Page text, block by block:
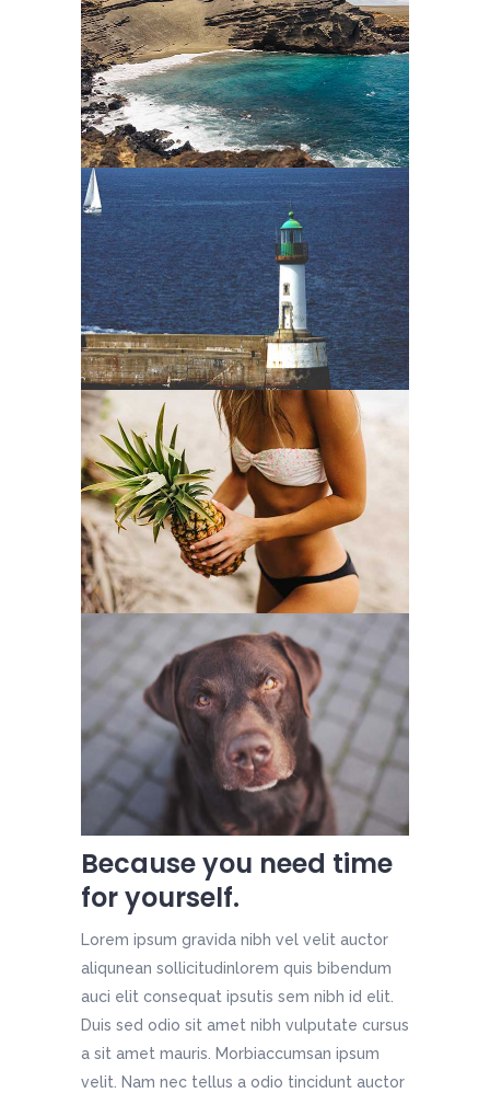
Because you need time
for yourself.
Lorem ipsum gravida nibh vel velit auctor
aliqunean sollicitudinlorem quis bibendum
auci elit consequat ipsutis sem nibh id elit.
Duis sed odio sit amet nibh vulputate cursus
a sit amet mauris. Morbiaccumsan ipsum
velit. Nam nec tellus a odio tincidunt auctor